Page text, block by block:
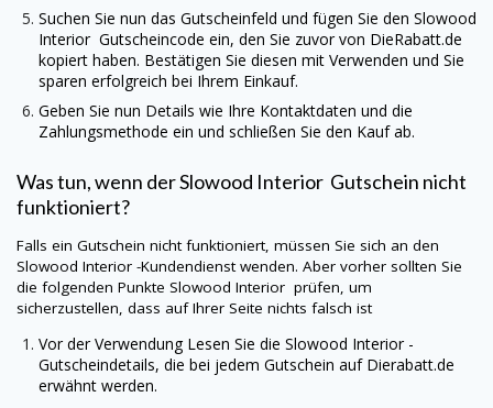
Suchen Sie nun das Gutscheinfeld und fügen Sie den Slowood
Interior Gutscheincode ein, den Sie zuvor von DieRabatt.de
kopiert haben. Bestätigen Sie diesen mit Verwenden und Sie
sparen erfolgreich bei Ihrem Einkauf.
Geben Sie nun Details wie Ihre Kontaktdaten und die
Zahlungsmethode ein und schließen Sie den Kauf ab.
Was tun, wenn derSlowood Interior Gutschein nicht
funktioniert?
Falls ein Gutschein nicht funktioniert, müssen Sie sich an den
Slowood Interior -Kundendienst wenden. Aber vorher sollten Sie
die folgenden Punkte Slowood Interior prüfen, um
sicherzustellen, dass auf Ihrer Seite nichts falsch ist
Vor der Verwendung Lesen Sie die Slowood Interior -
Gutscheindetails, die bei jedem Gutschein aufDierabatt.de
erwähnt werden.